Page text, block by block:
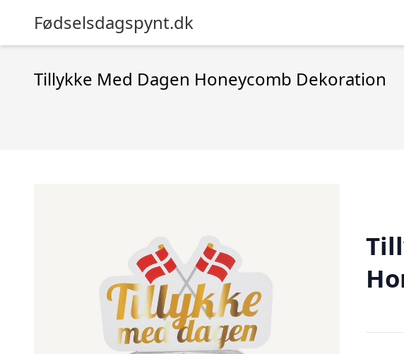
Fødselsdagspynt.dk
Tillykke Med Dagen Honeycomb Dekoration